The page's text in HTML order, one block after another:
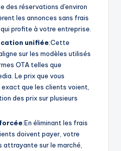
des réservations d'environ
les annonces sans frais
profite à votre entreprise.
unifiée:Cette
sur les modèles utilisés
OTA telles que
Le prix que vous
que les clients voient,
des prix sur plusieurs
:En éliminant les frais
doivent payer, votre
attrayante sur le marché,